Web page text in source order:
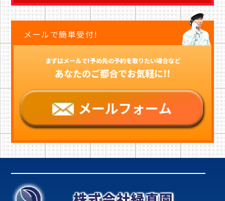
メールで簡単受付!
まずはメールで!予め先の予約を取りたい場合など
あなたのご都合でお気軽に!!